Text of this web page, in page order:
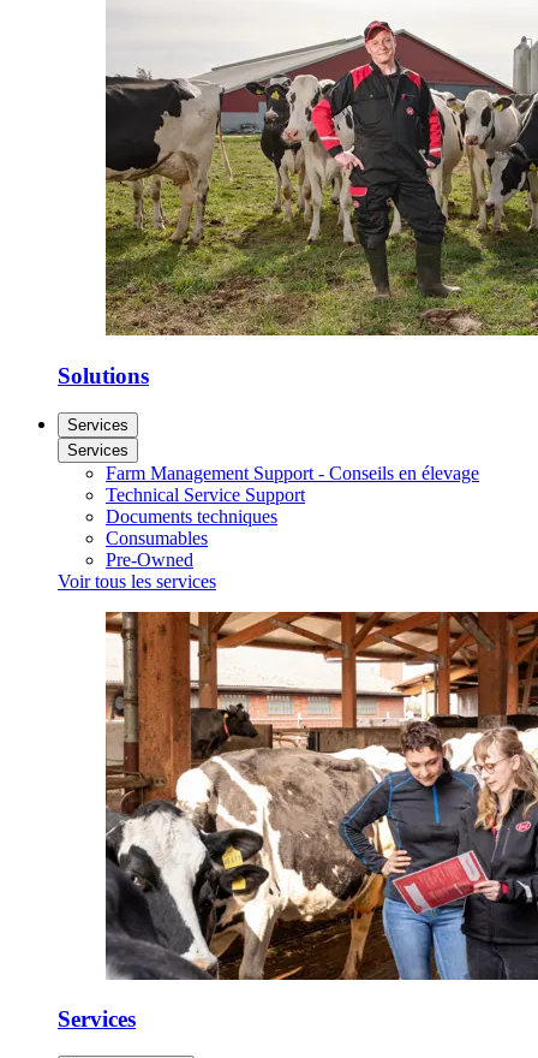
Solutions
Services
Services
Farm Management Support - Conseils en élevage
Technical Service Support
Documents techniques
Consumables
Pre-Owned
Voir tous les services
Services